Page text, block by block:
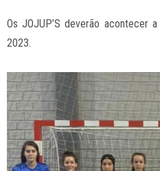
Os JOJUP’S deverão acontecer
2023.